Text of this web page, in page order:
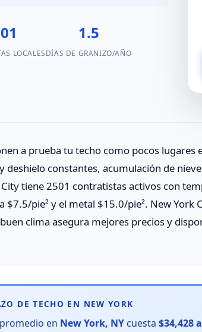
LOCALES
1.5
DÍAS DE GRANIZO/AÑO
a prueba tu techo como pocos lugares
deshielo constantes, acumulación de
tiene 2501 contratistas activos con
$7.5/pie² y el metal $15.0/pie². New
clima asegura mejores precios y
DE TECHO EN NEW YORK
en New York, NY cuesta $34,428